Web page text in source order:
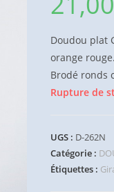
Doudou plat
orange
Brodé ronds
Rupture de
UGS : D-262N
Catégorie :
Étiquettes :